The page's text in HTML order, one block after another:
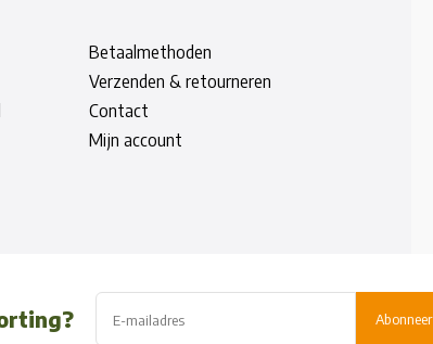
Betaalmethoden
Verzenden & retourneren
Contact
Mijn account
Abonneer